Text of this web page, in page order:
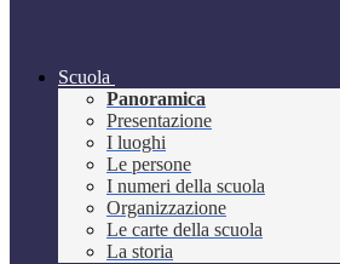
Scuola
Panoramica
Presentazione
I luoghi
Le persone
I numeri della scuola
Organizzazione
Le carte della scuola
La storia